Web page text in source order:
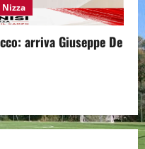
arriva Giuseppe De